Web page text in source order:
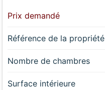
Prix demandé
Référence de la propriété
Nombre de chambres
Surface intérieure